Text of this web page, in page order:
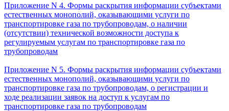
Приложение N 4. Формы раскрытия информации субъектами
естественных монополий, оказывающими услуги по
транспортировке газа по трубопроводам, о наличии
(отсутствии) технической возможности доступа к
регулируемым услугам по транспортировке газа по
трубопроводам
Приложение N 5. Формы раскрытия информации субъектами
естественных монополий, оказывающими услуги по
транспортировке газа по трубопроводам, о регистрации и
ходе реализации заявок на доступ к услугам по
транспортировке газа по трубопроводам